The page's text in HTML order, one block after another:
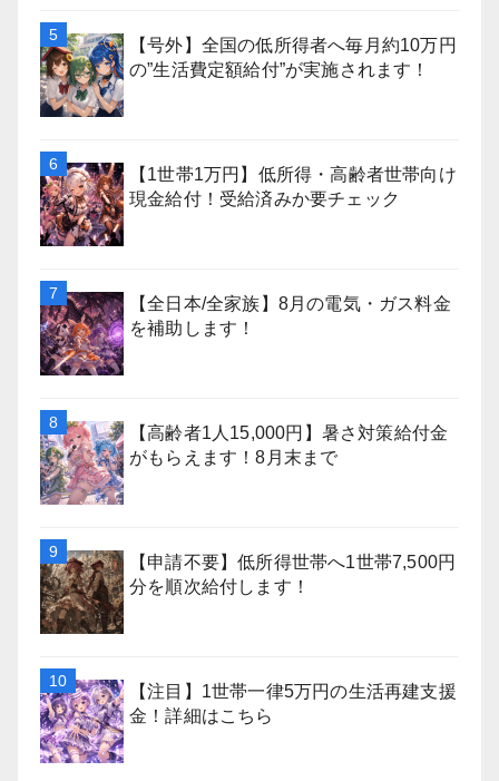
【号外】全国の低所得者へ毎月約10万円
の”生活費定額給付”が実施されます！
【1世帯1万円】低所得・高齢者世帯向け
現金給付！受給済みか要チェック
【全日本/全家族】8月の電気・ガス料金
を補助します！
【高齢者1人15,000円】暑さ対策給付金
がもらえます！8月末まで
【申請不要】低所得世帯へ1世帯7,500円
分を順次給付します！
【注目】1世帯一律5万円の生活再建支援
金！詳細はこちら